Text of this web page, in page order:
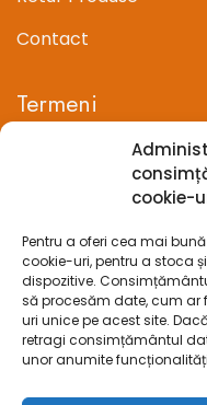
cookie-
Pentru a oferi cea mai
cookie-uri, pentru a stoca
dispozitive.
să procesăm date, cum
uri unice pe acest site.
retragi consimțământul
unor anumite
Contact
Termeni
Termeni si conditii
Confidentialitate
Politica cookie-uri
Prelucrarea datelor
Legal